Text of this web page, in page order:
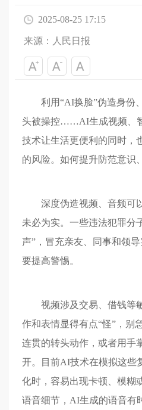
2025-08-25 17:15
来源：人民日报
利用“AI换脸”伪造身份
头被操控……AI生成视频、
技术让生活更便利的同时，
的风险。如何提升防范意识
深度伪造视频、音频可以
未必为实。一些违法犯罪分
声”，冒充亲友、同事和领
要提高警惕。
视频涉及交易、借钱等
作和表情显得有点“怪”，别
连贯的转头动作，或者用手
开。目前AI技术在模拟这些
化时，容易出现卡顿、模糊
语音细节，AI生成的语音有